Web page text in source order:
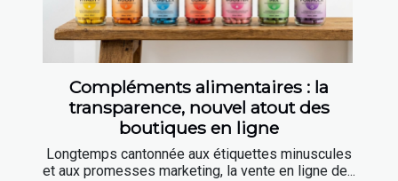
Compléments alimentaires : la
transparence, nouvel atout des
boutiques en ligne
Longtemps cantonnée aux étiquettes minuscules
et aux promesses marketing, la vente en ligne de...